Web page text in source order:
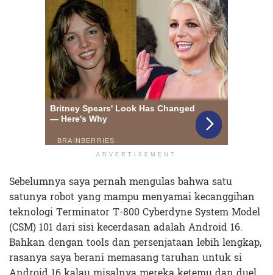
ADVERTISEMENT
Sebelumnya saya pernah mengulas bahwa satu
satunya robot yang mampu menyamai kecanggihan
teknologi Terminator T-800 Cyberdyne System Model
(CSM) 101 dari sisi kecerdasan adalah Android 16.
Bahkan dengan tools dan persenjataan lebih lengkap,
rasanya saya berani memasang taruhan untuk si